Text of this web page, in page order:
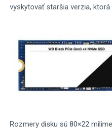
vyskytovať staršia verzia,
Rozmery disku sú 80×22